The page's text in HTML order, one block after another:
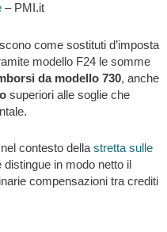
– PMI.it
come sostituti d’imposta
modello F24 le somme
da modello 730, anche
superiori alle soglie che
contesto dellastretta sulle
distingue in modo netto il
compensazioni tra crediti